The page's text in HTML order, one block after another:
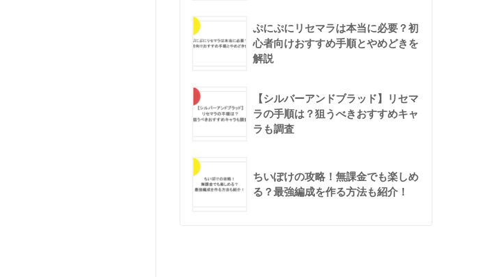
ぷにぷにリセマラは本当に必要？初
心者向けおすすめ手順とやめどきを
解説
【シルバーアンドブラッド】リセマ
ラの手順は？狙うべきおすすめキャ
ラも調査
ちいぽけの攻略！無課金でも楽しめ
る？最強編成を作る方法も紹介！